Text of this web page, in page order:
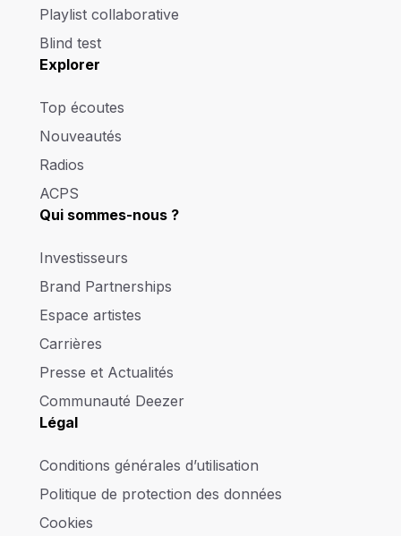
Playlist collaborative
Blind test
Explorer
Top écoutes
Nouveautés
Radios
ACPS
Qui sommes-nous ?
Investisseurs
Brand Partnerships
Espace artistes
Carrières
Presse et Actualités
Communauté Deezer
Légal
Conditions générales d’utilisation
Politique de protection des données
Cookies